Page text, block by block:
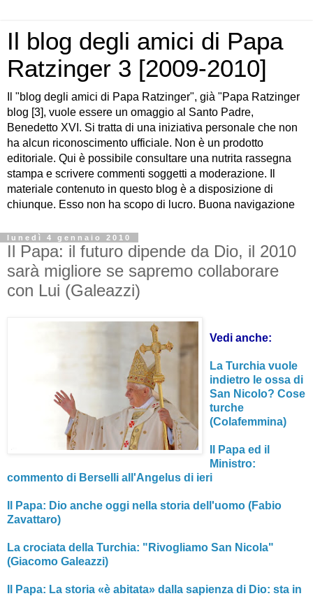
Il blog degli amici di Papa
Ratzinger 3 [2009-2010]
Il "blog degli amici di Papa Ratzinger", già "Papa Ratzinger
blog [3], vuole essere un omaggio al Santo Padre,
Benedetto XVI. Si tratta di una iniziativa personale che non
ha alcun riconoscimento ufficiale. Non è un prodotto
editoriale. Qui è possibile consultare una nutrita rassegna
stampa e scrivere commenti soggetti a moderazione. Il
materiale contenuto in questo blog è a disposizione di
chiunque. Esso non ha scopo di lucro. Buona navigazione
lunedì 4 gennaio 2010
Il Papa: il futuro dipende da Dio, il 2010
sarà migliore se sapremo collaborare
con Lui (Galeazzi)
Vedi anche:
La Turchia vuole
indietro le ossa di
San Nicolo? Cose
turche
(Colafemmina)
Il Papa ed il
Ministro:
commento di Berselli all'Angelus di ieri
Il Papa: Dio anche oggi nella storia dell'uomo (Fabio
Zavattaro)
La crociata della Turchia: "Rivogliamo San Nicola"
(Giacomo Galeazzi)
Il Papa: La storia «è abitata» dalla sapienza di Dio: sta in